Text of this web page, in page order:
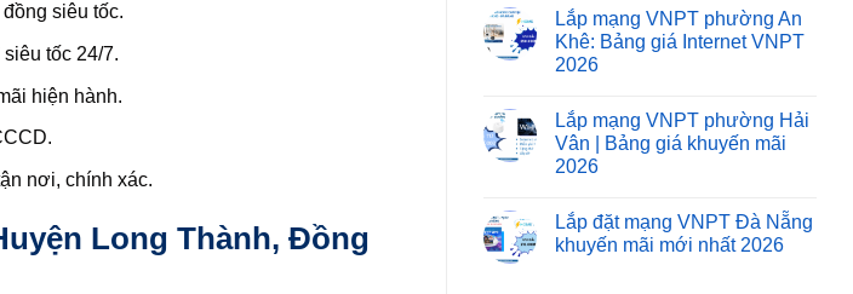
siêu tốc.
tốc 24/7.
hiện hành.
nơi, chính xác.
Long Thành, Đồng
Lắp mạng VNPT phường An
Khê: Bảng giá Internet VNPT
2026
Lắp mạng VNPT phường Hải
Vân | Bảng giá khuyến mãi
2026
Lắp đặt mạng VNPT Đà Nẵng
khuyến mãi mới nhất 2026